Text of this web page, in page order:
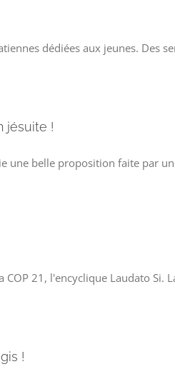
dédiées aux jeunes. Des
jésuite !
une belle proposition faite par
21, l'encyclique Laudato Si.
!